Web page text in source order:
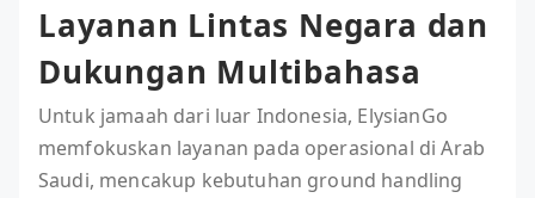
Layanan Lintas Negara dan
Dukungan Multibahasa
Untuk jamaah dari luar Indonesia, ElysianGo
memfokuskan layanan pada operasional di Arab
Saudi, mencakup kebutuhan ground handling